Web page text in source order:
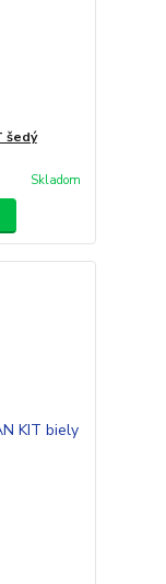
šedý
Skladom